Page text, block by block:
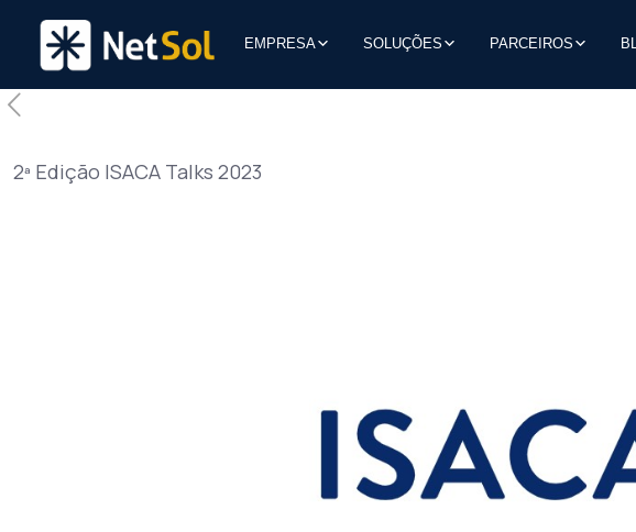
EMPRESA SOLUÇÕES PARCEIROS
2ª Edição ISACA Talks 2023